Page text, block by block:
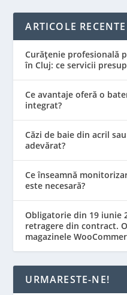
ARTICOLE RECENTE
Curățenie profesională
în Cluj: ce servicii
Ce avantaje oferă o
integrat?
Căzi de baie din acril
adevărat?
Ce înseamnă
este necesară?
Obligatorie din 19 iunie
retragere din contract.
magazinele
URMARESTE-NE!